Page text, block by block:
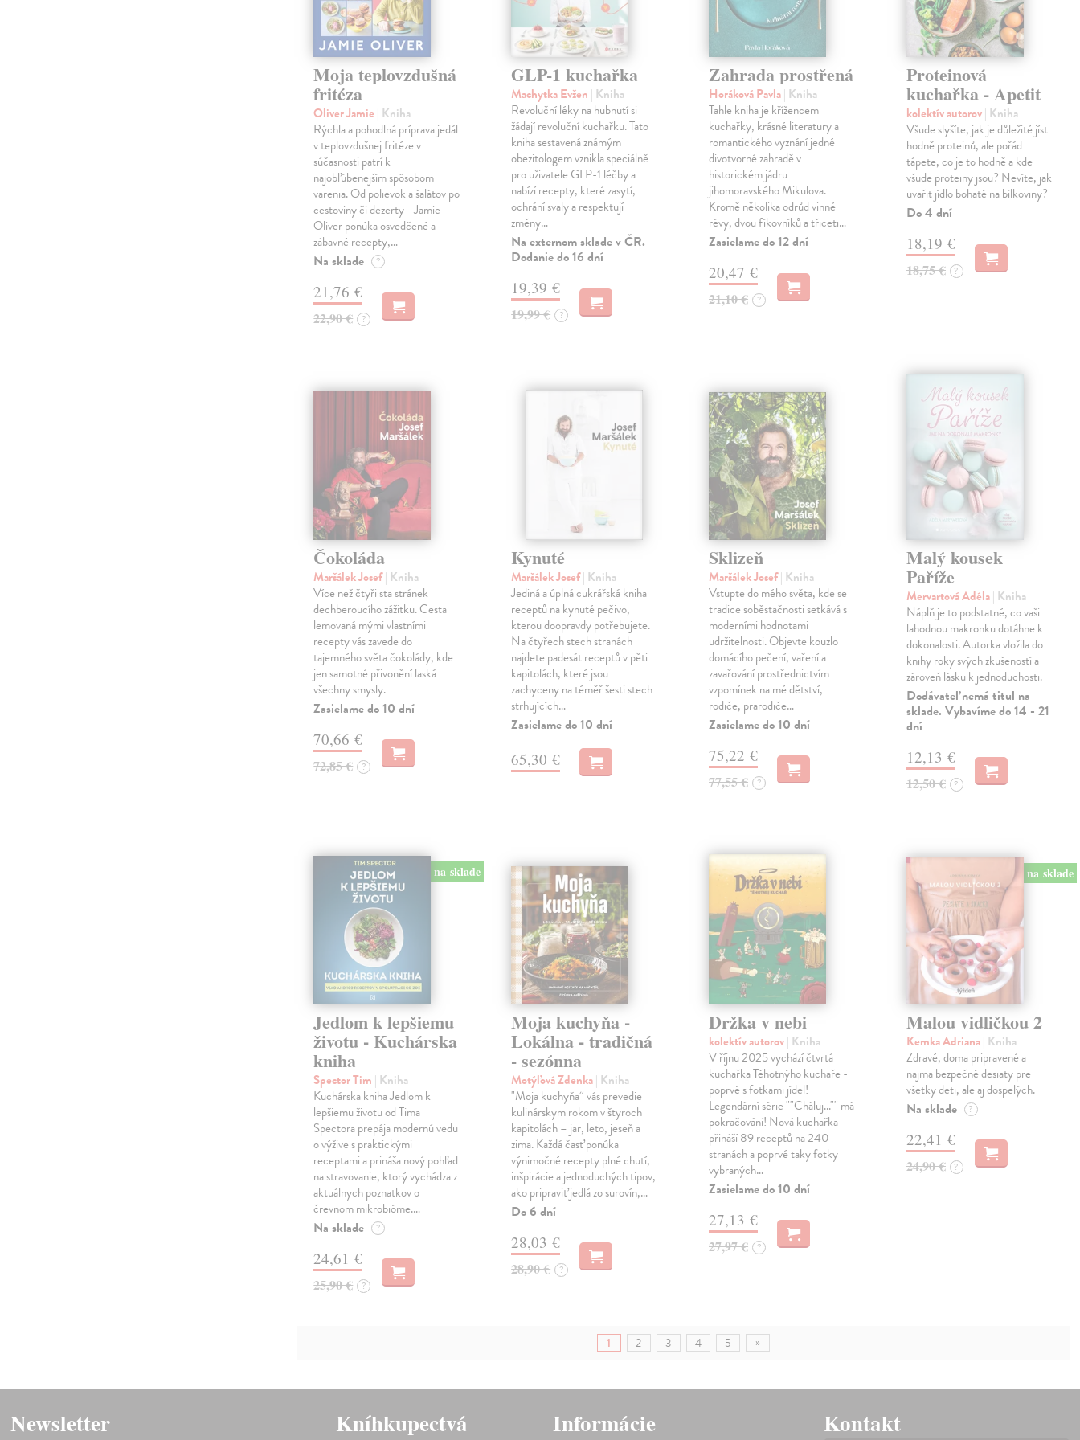
Moja teplovzdušná
fritéza
Oliver Jamie | Kniha
Rýchla a pohodlná príprava jedál
v teplovzdušnej fritéze v
súčasnosti patrí k
najobľúbenejším spôsobom
varenia. Od polievok a šalátov po
cestoviny či dezerty - Jamie
Oliver ponúka osvedčené a
zábavné recepty,…
Na sklade ?
21,76 €
22,90 € ?
GLP-1 kuchařka
Machytka Evžen | Kniha
Revoluční léky na hubnutí si
žádají revoluční kuchařku. Tato
kniha sestavená známým
obezitologem vznikla speciálně
pro uživatele GLP-1 léčby a
nabízí recepty, které zasytí,
ochrání svaly a respektují
změny…
Na externom sklade v ČR.
Dodanie do 16 dní
19,39 €
19,99 € ?
Zahrada prostřená
Horáková Pavla| Kniha
Tahle kniha je křížencem
kuchařky, krásné literatury a
romantického vyznání jedné
divotvorné zahradě v
historickém jádru
jihomoravského Mikulova.
Kromě několika odrůd vinné
révy, dvou fíkovníků a třiceti…
Zasielame do 12 dní
20,47 €
21,10 € ?
Proteinová
kuchařka - Apetit
kolektív autorov| Kniha
Všude slyšíte, jak je důležité jíst
hodně proteinů, ale pořád
tápete, co je to hodně a kde
všude proteiny jsou? Nevíte, jak
uvařit jídlo bohaté na bílkoviny?
Do 4 dní
18,19 €
18,75 € ?
Čokoláda
Maršálek Josef| Kniha
Více než čtyři sta stránek
dechberoucího zážitku. Cesta
lemovaná mými vlastními
recepty vás zavede do
tajemného světa čokolády, kde
jen samotné přivonění laská
všechny smysly.
Zasielame do 10 dní
70,66 €
72,85 € ?
Kynuté
Maršálek Josef| Kniha
Jediná a úplná cukrářská kniha
receptů na kynuté pečivo,
kterou doopravdy potřebujete.
Na čtyřech stech stranách
najdete padesát receptů v pěti
kapitolách, které jsou
zachyceny na téměř šesti stech
strhujících…
Zasielame do 10 dní
65,30 €
Sklizeň
Maršálek Josef| Kniha
Vstupte do mého světa, kde se
tradice soběstačnosti setkává s
moderními hodnotami
udržitelnosti. Objevte kouzlo
domácího pečení, vaření a
zavařování prostřednictvím
vzpomínek na mé dětství,
rodiče, prarodiče…
Zasielame do 10 dní
75,22 €
77,55 € ?
Malý kousek
Paříže
Mervartová Adéla| Kniha
Náplň je to podstatné, co vaši
lahodnou makronku dotáhne k
dokonalosti. Autorka vložila do
knihy roky svých zkušeností a
zároveň lásku k jednoduchosti.
Dodávateľ nemá titul na
sklade. Vybavíme do 14 - 21
dní
12,13 €
12,50 € ?
na sklade
Jedlom k lepšiemu
životu - Kuchárska
kniha
Spector Tim | Kniha
Kuchárska kniha Jedlom k
lepšiemu životu od Tima
Spectora prepája modernú vedu
o výžive s praktickými
receptami a prináša nový pohľad
na stravovanie, ktorý vychádza z
aktuálnych poznatkov o
črevnom mikrobióme.…
Na sklade ?
24,61 €
25,90 € ?
Moja kuchyňa -
Lokálna - tradičná
- sezónna
Motýľová Zdenka| Kniha
"Moja kuchyňa“ vás prevedie
kulinárskym rokom v štyroch
kapitolách – jar, leto, jeseň a
zima. Každá časť ponúka
výnimočné recepty plné chutí,
inšpirácie a jednoduchých tipov,
ako pripraviť jedlá zo surovín,…
Do 6 dní
28,03 €
28,90 € ?
Držka v nebi
kolektív autorov| Kniha
V říjnu 2025 vychází čtvrtá
kuchařka Těhotnýho kuchaře -
poprvé s fotkami jídel!
Legendární série ""Cháluj..."" má
pokračování! Nová kuchařka
přináší 89 receptů na 240
stranách a poprvé taky fotky
vybraných…
Zasielame do 10 dní
27,13 €
27,97 € ?
na sklade
Malou vidličkou 2
Kemka Adriana| Kniha
Zdravé, doma pripravené a
najmä bezpečné desiaty pre
všetky deti, ale aj dospelých.
Na sklade ?
22,41 €
24,90 € ?
1 2 3 4 5 »
Newsletter Kníhkupectvá Informácie Kontakt